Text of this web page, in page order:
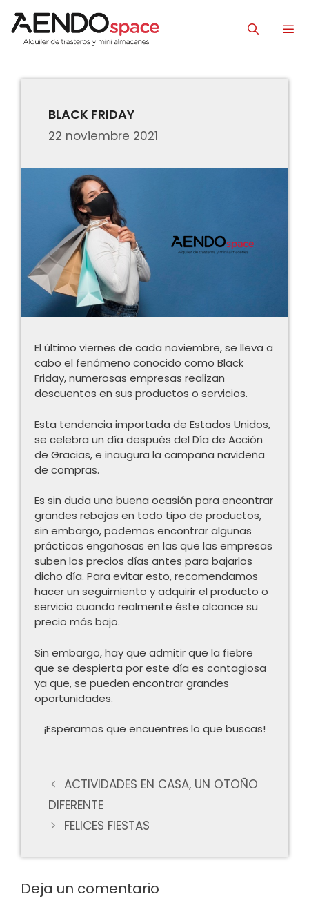
contenido
BLACK FRIDAY
22 noviembre 2021
El último viernes de cada noviembre, se lleva a
cabo el fenómeno conocido como Black
Friday, numerosas empresas realizan
descuentos en sus productos o servicios.
Esta tendencia importada de Estados Unidos,
se celebra un día después del Día de Acción
de Gracias, e inaugura la campaña navideña
de compras.
Es sin duda una buena ocasión para encontrar
grandes rebajas en todo tipo de productos,
sin embargo, podemos encontrar algunas
prácticas engañosas en las que las empresas
suben los precios días antes para bajarlos
dicho día. Para evitar esto, recomendamos
hacer un seguimiento y adquirir el producto o
servicio cuando realmente éste alcance su
precio más bajo.
Sin embargo, hay que admitir que la fiebre
que se despierta por este día es contagiosa
ya que, se pueden encontrar grandes
oportunidades.
¡Esperamos que encuentres lo que buscas!
ACTIVIDADES EN CASA, UN OTOÑO
DIFERENTE
FELICES FIESTAS
Deja un comentario